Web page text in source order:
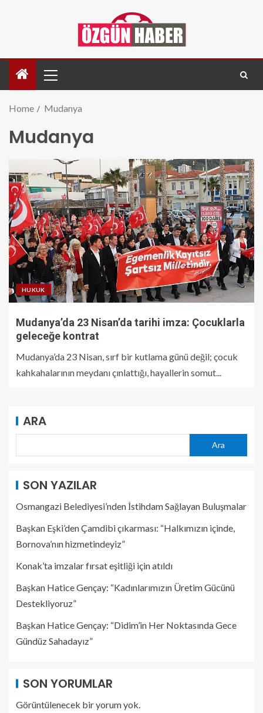
Home Mudanya
Mudanya
HUKUK
Mudanya’da 23 Nisan’da tarihi imza: Çocuklarla
geleceğe kontrat
Mudanya’da 23 Nisan, sırf bir kutlama günü değil; çocuk
kahkahalarının meydanı çınlattığı, hayallerin somut...
ARA
Ara
SON YAZILAR
Osmangazi Belediyesi’nden İstihdam Sağlayan Buluşmalar
Başkan Eşki’den Çamdibi çıkarması: “Halkımızın içinde,
Bornova’nın hizmetindeyiz”
Konak’ta imzalar fırsat eşitliği için atıldı
Başkan Hatice Gençay: “Kadınlarımızın Üretim Gücünü
Destekliyoruz”
Başkan Hatice Gençay: “Didim’in Her Noktasında Gece
Gündüz Sahadayız”
SON YORUMLAR
Görüntülenecek bir yorum yok.